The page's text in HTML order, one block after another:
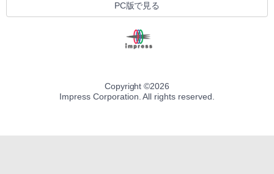
PC版で見る
Copyright ©2026
Impress Corporation. All rights reserved.